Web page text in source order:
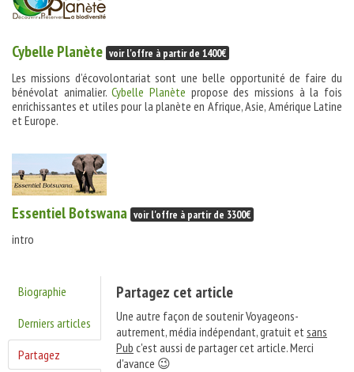
Cybelle Planète voir l'offre à partir de 1400€
Les missions d’écovolontariat sont une belle opportunité de faire du
bénévolat animalier.Cybelle Planète propose des missions à la fois
enrichissantes et utiles pour la planète en Afrique, Asie, Amérique Latine
et Europe.
Essentiel Botswana voir l'offre à partir de 3300€
intro
Biographie
Derniers articles
Partagez
Partagez cet article
Une autre façon de soutenir Voyageons-
autrement, média indépendant, gratuit etsans
Pub c'est aussi de partager cet article. Merci
d'avance 😉